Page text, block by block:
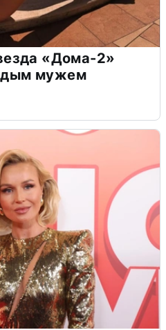
«Дома-2»
мужем